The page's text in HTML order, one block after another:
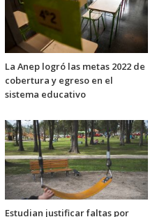
La Anep logró las metas 2022 de
cobertura y egreso en el
sistema educativo
Estudian justificar faltas por